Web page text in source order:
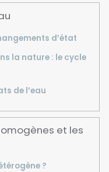
d’état
la nature : le cycle
de l’eau
et les
?